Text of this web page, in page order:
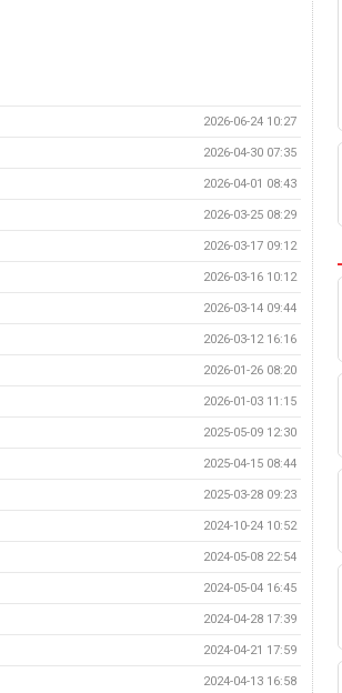
2026-06-24 10:27
2026-04-30 07:35
2026-04-01 08:43
2026-03-25 08:29
2026-03-17 09:12
2026-03-16 10:12
2026-03-14 09:44
2026-03-12 16:16
2026-01-26 08:20
2026-01-03 11:15
2025-05-09 12:30
2025-04-15 08:44
2025-03-28 09:23
2024-10-24 10:52
2024-05-08 22:54
2024-05-04 16:45
2024-04-28 17:39
2024-04-21 17:59
2024-04-13 16:58